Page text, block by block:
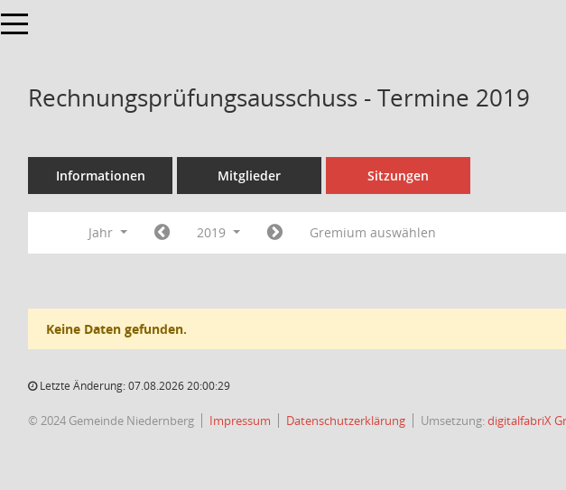
Toggle navigation
Rechnungsprüfungsausschuss - Termine 2019
Informationen Mitglieder Sitzungen
Jahr 2019 Gremium auswählen
Keine Daten gefunden.
Letzte Änderung: 07.08.2026 20:00:29
© 2024 Gemeinde Niedernberg Impressum Datenschutzerklärung Umsetzung:digitalfabriX